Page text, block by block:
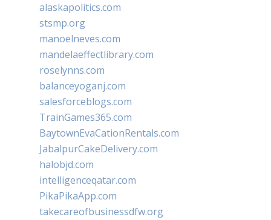
alaskapolitics.com
stsmp.org
manoelneves.com
mandelaeffectlibrary.com
roselynns.com
balanceyoganj.com
salesforceblogs.com
TrainGames365.com
BaytownEvaCationRentals.com
JabalpurCakeDelivery.com
halobjd.com
intelligenceqatar.com
PikaPikaApp.com
takecareofbusinessdfw.org